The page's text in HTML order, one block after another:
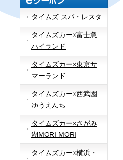
タイムズ スパ・レスタ
タイムズカー×富士急
ハイランド
タイムズカー×東京サ
マーランド
タイムズカー×西武園
ゆうえんち
タイムズカー×さがみ
湖MORI MORI
タイムズカー×横浜・